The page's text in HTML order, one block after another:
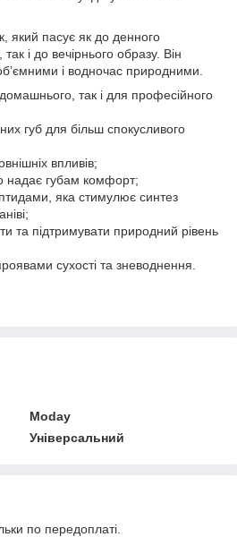
який пасує як до денного
так і до вечірнього образу. Він
і водночас природними.
так і для професійного
губ для більш спокусливого
впливів;
губам комфорт;
яка стимулює синтез
та підтримувати природний рівень
сухості та зневоднення.
Moday
Універсальний
по передоплаті.